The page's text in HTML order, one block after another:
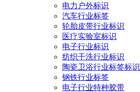
电力户外标识
汽车行业标签
轮胎皮带行业标识
医疗实验室标识
电子行业标识
纺织干洗行业标识
陶瓷卫浴行业标签标识
钢铁行业标签
电子行业特种胶带